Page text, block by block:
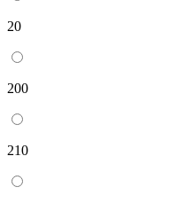
20
200
210